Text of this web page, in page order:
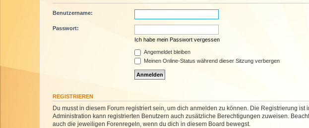
Benutzername:
Passwort:
Ich habe mein Passwort vergessen
Angemeldet bleiben
Meinen Online-Status während dieser Sitzung verbergen
REGISTRIEREN
Du musst in diesem Forum registriert sein, um dich anmelden zu können. Die Registrierung
Administration kann registrierten Benutzern auch zusätzliche Berechtigungen zuweisen.
auch die jeweiligen Forenregeln, wenn du dich in diesem Board bewegst.